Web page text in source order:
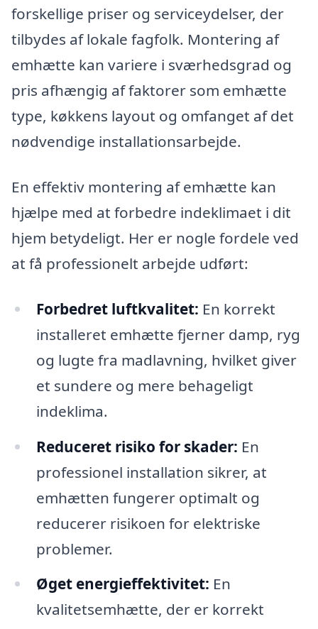
forskellige priser og serviceydelser, der
tilbydes af lokale fagfolk. Montering af
emhætte kan variere i sværhedsgrad og
pris afhængig af faktorer som emhætte
type, køkkens layout og omfanget af det
nødvendige installationsarbejde.
En effektiv montering af emhætte kan
hjælpe med at forbedre indeklimaet i dit
hjem betydeligt. Her er nogle fordele ved
at få professionelt arbejde udført:
Forbedret luftkvalitet: En korrekt
installeret emhætte fjerner damp, ryg
og lugte fra madlavning, hvilket giver
et sundere og mere behageligt
indeklima.
Reduceret risiko for skader: En
professionel installation sikrer, at
emhætten fungerer optimalt og
reducerer risikoen for elektriske
problemer.
Øget energieffektivitet: En
kvalitetsemhætte, der er korrekt